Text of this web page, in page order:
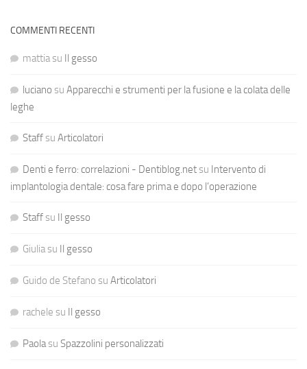
COMMENTI RECENTI
mattiasu Il gesso
luciano su Apparecchi e strumenti per la fusione e la colata delle
leghe
Staffsu Articolatori
Denti e ferro: correlazioni - Dentiblog.netsu Intervento di
implantologia dentale: cosa fare prima e dopo l’operazione
Staffsu Il gesso
Giuliasu Il gesso
Guido de Stefano su Articolatori
rachele su Il gesso
Paolasu Spazzolini personalizzati